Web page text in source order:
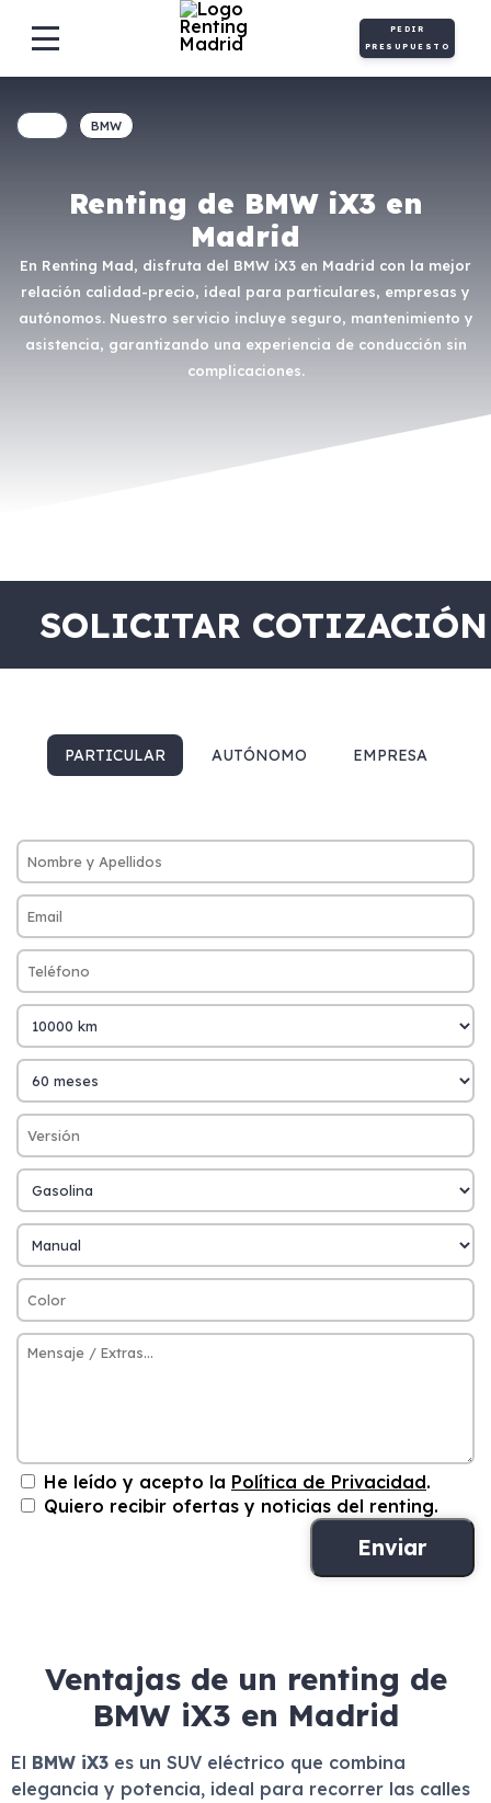
PEDIR
PRESUPUESTO
Renting de BMW iX3 en
Madrid
En Renting Mad, disfruta del BMW iX3 en Madrid con la mejor
relación calidad-precio, ideal para particulares, empresas y
autónomos. Nuestro servicio incluye seguro, mantenimiento y
asistencia, garantizando una experiencia de conducción sin
complicaciones.
BMW
SOLICITAR COTIZACIÓN
PARTICULAR AUTÓNOMO EMPRESA
He leído y acepto la Política de Privacidad.
Quiero recibir ofertas y noticias del renting.
Ventajas de un renting de
BMW iX3 en Madrid
El BMW iX3 es un SUV eléctrico que combina
elegancia y potencia, ideal para recorrer las calles